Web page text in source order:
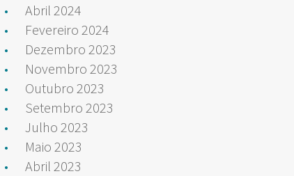
Abril 2024
Fevereiro 2024
Dezembro 2023
Novembro 2023
Outubro 2023
Setembro 2023
Julho 2023
Maio 2023
Abril 2023